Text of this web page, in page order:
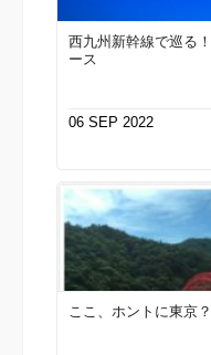
西九州新幹線で巡る
ース
06 SEP 2022
ここ、ホントに東京